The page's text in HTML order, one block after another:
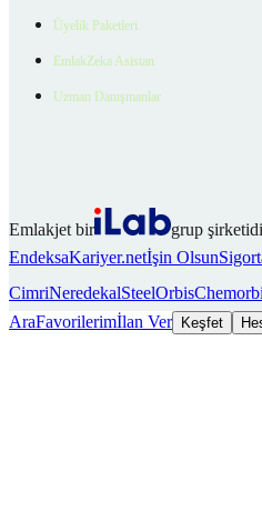
Üyelik Paketleri
EmlakZeka Asistan
Uzman Danışmanlar
Emlakjet bir
grup
EndeksaKariyer.netİşin Olsun
CimriNeredekalSteelOrbis
AraFavorilerimİlan Ver Keşfet